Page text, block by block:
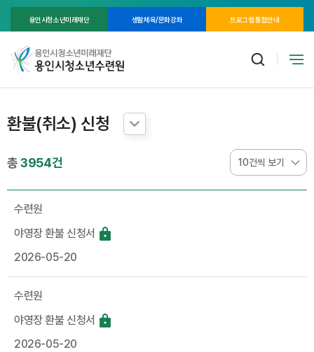
용인시청소년미래재단 생활체육/문화강좌 프로그램 통합안내
환불(취소) 신청
총3954건
수련원
야영장 환불 신청서
2026-05-20
수련원
야영장 환불 신청서
2026-05-20